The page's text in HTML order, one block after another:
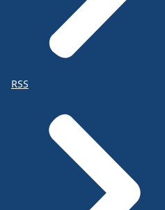
RSS